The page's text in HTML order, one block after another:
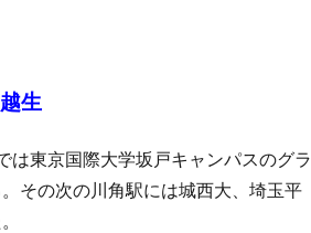
生
は東京国際大学坂戸キャンパスのグラ
その次の川角駅には城西大、埼玉平